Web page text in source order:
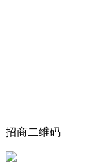
招商二维码